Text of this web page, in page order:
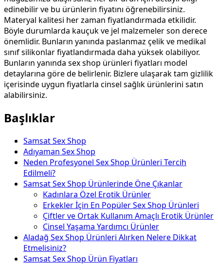
edinebilir ve bu ürünlerin fiyatını öğrenebilirsiniz.
Materyal kalitesi her zaman fiyatlandırmada etkilidir.
Böyle durumlarda kauçuk ve jel malzemeler son derece
önemlidir. Bunların yanında paslanmaz çelik ve medikal
sınıf silikonlar fiyatlandırmada daha yüksek olabiliyor.
Bunların yanında sex shop ürünleri fiyatları model
detaylarına göre de belirlenir. Bizlere ulaşarak tam gizlilik
içerisinde uygun fiyatlarla cinsel sağlık ürünlerini satın
alabilirsiniz.
Başlıklar
Samsat Sex Shop
Adıyaman Sex Shop
Neden Profesyonel Sex Shop Ürünleri Tercih
Edilmeli?
Samsat Sex Shop Ürünlerinde Öne Çıkanlar
Kadınlara Özel Erotik Ürünler
Erkekler İçin En Popüler Sex Shop Ürünleri
Çiftler ve Ortak Kullanım Amaçlı Erotik Ürünler
Cinsel Yaşama Yardımcı Ürünler
Aladağ Sex Shop Ürünleri Alırken Nelere Dikkat
Etmelisiniz?
Samsat Sex Shop Ürün Fiyatları